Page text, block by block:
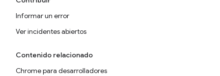
Informar un error
Ver incidentes abiertos
Contenido relacionado
Chrome para desarrolladores